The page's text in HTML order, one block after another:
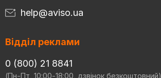
help@aviso.ua
Відділ реклами
0 (800) 21 8841
(Пн-Пт, 10:00-18:00, дзвінок безкоштовний)